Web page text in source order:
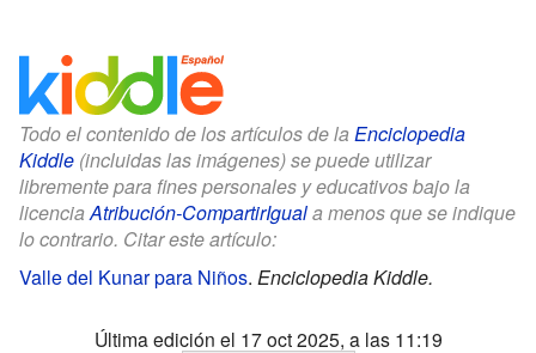
Todo el contenido de los artículos de la Enciclopedia
Kiddle (incluidas las imágenes) se puede utilizar
libremente para fines personales y educativos bajo la
licenciaAtribución-CompartirIguala menos que se indique
lo contrario. Citar este artículo:
Valle del Kunar para Niños. Enciclopedia Kiddle.
Última edición el 17 oct 2025, a las 11:19